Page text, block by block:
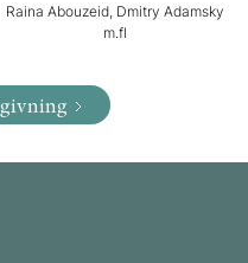
Raina Abouzeid, Dmitry Adamsky
m.fl